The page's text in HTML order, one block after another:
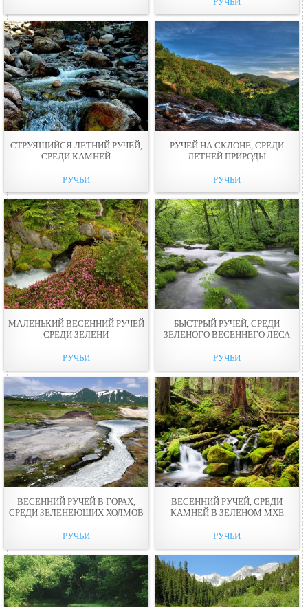
СТРУЯЩИЙСЯ ЛЕТНИЙ РУЧЕЙ,
СРЕДИ КАМНЕЙ
РУЧЬИ
РУЧЕЙ НА СКЛОНЕ, СРЕДИ
ЛЕТНЕЙ ПРИРОДЫ
РУЧЬИ
МАЛЕНЬКИЙ ВЕСЕННИЙ РУЧЕЙ
СРЕДИ ЗЕЛЕНИ
РУЧЬИ
БЫСТРЫЙ РУЧЕЙ, СРЕДИ
ЗЕЛЕНОГО ВЕСЕННЕГО ЛЕСА
РУЧЬИ
ВЕСЕННИЙ РУЧЕЙ В ГОРАХ,
СРЕДИ ЗЕЛЕНЕЮЩИХ ХОЛМОВ
РУЧЬИ
ВЕСЕННИЙ РУЧЕЙ, СРЕДИ
КАМНЕЙ В ЗЕЛЕНОМ МХЕ
РУЧЬИ